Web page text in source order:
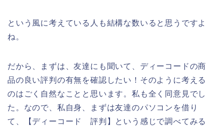
という風に考えている人も結構な数いると思うですよ
ね。
だから、まずは、友達にも聞いて、ディーコードの商
品の良い評判の有無を確認したい！そのように考える
のはごく自然なことと思います。私も全く同意見でし
た。なので、私自身、まずは友達のパソコンを借り
て、【ディーコード 評判】という感じで調べてみる